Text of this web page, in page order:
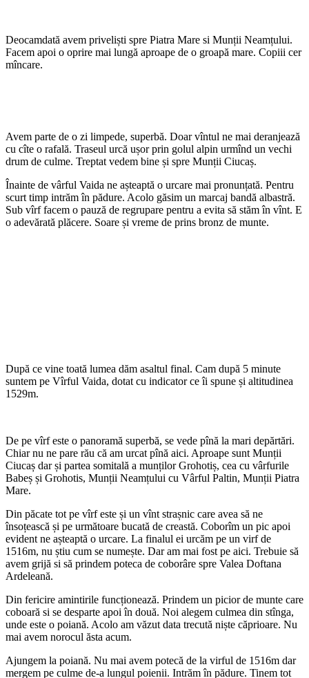
Deocamdată avem priveliști spre Piatra Mare si Munții Neamțului.
Facem apoi o oprire mai lungă aproape de o groapă mare. Copiii cer
mîncare.
Avem parte de o zi limpede, superbă. Doar vîntul ne mai deranjează
cu cîte o rafală. Traseul urcă ușor prin golul alpin urmînd un vechi
drum de culme. Treptat vedem bine și spre Munții Ciucaș.
Înainte de vârful Vaida ne așteaptă o urcare mai pronunțată. Pentru
scurt timp intrăm în pădure. Acolo găsim un marcaj bandă albastră.
Sub vîrf facem o pauză de regrupare pentru a evita să stăm în vînt. E
o adevărată plăcere. Soare și vreme de prins bronz de munte.
După ce vine toată lumea dăm asaltul final. Cam după 5 minute
suntem pe Vîrful Vaida, dotat cu indicator ce îi spune și altitudinea
1529m.
De pe vîrf este o panoramă superbă, se vede pînă la mari depărtări.
Chiar nu ne pare rău că am urcat pînă aici. Aproape sunt Munții
Ciucaș dar și partea somitală a munților Grohotiș, cea cu vârfurile
Babeș și Grohotis, Munții Neamțului cu Vârful Paltin, Munții Piatra
Mare.
Din păcate tot pe vîrf este și un vînt strașnic care avea să ne
însoțească și pe următoare bucată de creastă. Coborîm un pic apoi
evident ne așteaptă o urcare. La finalul ei urcăm pe un virf de
1516m, nu știu cum se numește. Dar am mai fost pe aici. Trebuie să
avem grijă si să prindem poteca de coborâre spre Valea Doftana
Ardeleană.
Din fericire amintirile funcționează. Prindem un picior de munte care
coboară si se desparte apoi în două. Noi alegem culmea din stînga,
unde este o poiană. Acolo am văzut data trecută niște căprioare. Nu
mai avem norocul ăsta acum.
Ajungem la poiană. Nu mai avem potecă de la virful de 1516m dar
mergem pe culme de-a lungul poienii. Intrăm în pădure. Tinem tot